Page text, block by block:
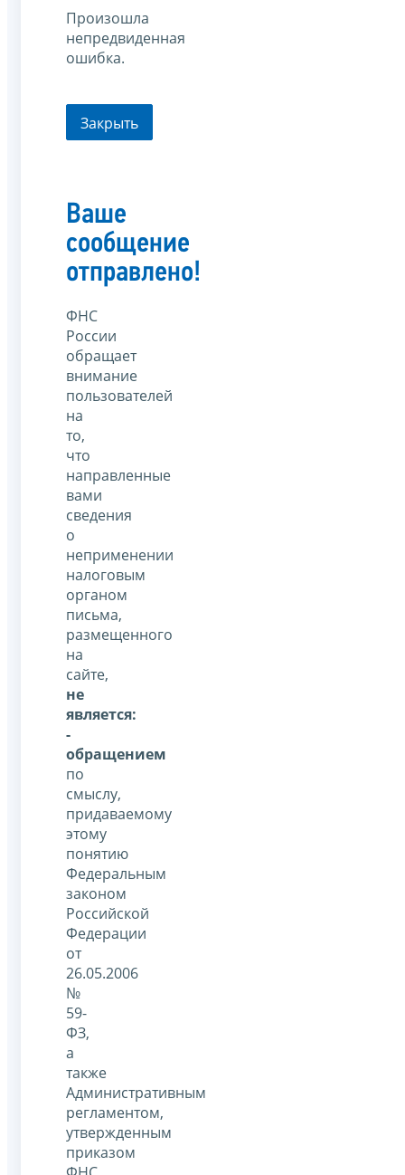
Произошла
непредвиденная
ошибка.
Закрыть
Ваше
сообщение
отправлено!
ФНС
России
обращает
внимание
пользователей
на
то,
что
направленные
вами
сведения
о
неприменении
налоговым
органом
письма,
размещенного
на
сайте,
не
является:
-
обращением
по
смыслу,
придаваемому
этому
понятию
Федеральным
законом
Российской
Федерации
от
26.05.2006
№
59-
ФЗ,
а
также
Административным
регламентом,
утвержденным
приказом